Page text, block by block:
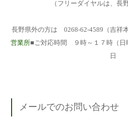
（フリーダイヤルは、長
長野県外の方は 0268-62-4589（吉祥
営業所■ご対応時間 ９時～１７時（
日
メールでのお問い合わせ